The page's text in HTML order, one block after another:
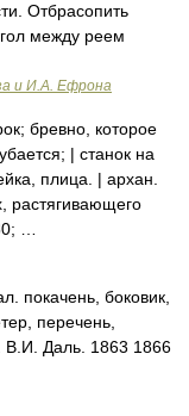
Отбрасопить
между реем
и И.А. Ефрона
бревно, которое
| станок на
плица. | архан.
растягивающего
…
покачень, боковик,
перечень,
В.И. Даль. 1863 1866